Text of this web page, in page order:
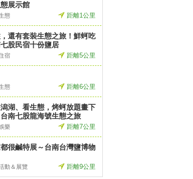
展示館
態 距離1公里
還有套裝生態之旅！鮮蚵吃
股民宿十份鹽居
宿 距離5公里
態 距離6公里
湖、看生態，烤蚵放題畫下
南七股龍海號生態之旅
樂 距離7公里
很鹹特展～台南台灣鹽博物
動＆展覽 距離9公里